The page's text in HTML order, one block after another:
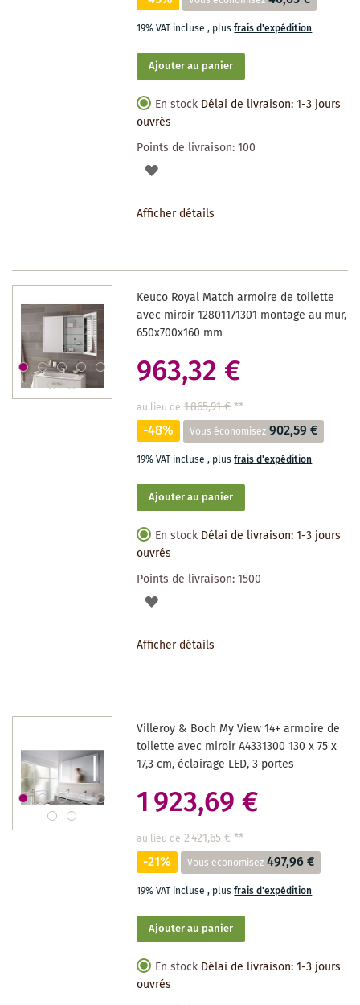
19% VAT incluse, plusfrais d'expédition
Ajouter au panier
En stock Délai de livraison: 1-3 jours
ouvrés
Points de livraison:100
AJOUTER
SOUHAITS
Afficher détails
Keuco Royal Match armoire de toilette
avec miroir 12801171301 montage au mur,
650x700x160 mm
963,32 €
au lieu de 1 865,91 €**
-48% Vous économisez 902,59 €
19% VAT incluse, plusfrais d'expédition
Ajouter au panier
En stock Délai de livraison: 1-3 jours
ouvrés
Points de livraison:1500
AJOUTER
SOUHAITS
Afficher détails
Villeroy & Boch My View 14+ armoire de
toilette avec miroir A4331300 130 x 75 x
17,3 cm, éclairage LED, 3 portes
1 923,69 €
au lieu de 2 421,65 €**
-21% Vous économisez 497,96 €
19% VAT incluse, plusfrais d'expédition
Ajouter au panier
En stock Délai de livraison: 1-3 jours
ouvrés